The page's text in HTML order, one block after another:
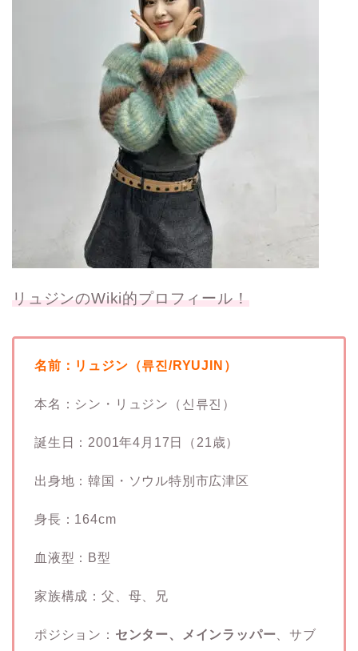
リュジンのWiki的プロフィール！
名前：リュジン（류진/RYUJIN）
本名：シン・リュジン（신류진）
誕生日：2001年4月17日（21歳）
出身地：韓国・ソウル特別市広津区
身長：164cm
血液型：B型
家族構成：父、母、兄
ポジション： センター、メインラッパー 、サブ